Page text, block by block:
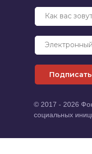
© 2017 - 2026
социальных
Как вас